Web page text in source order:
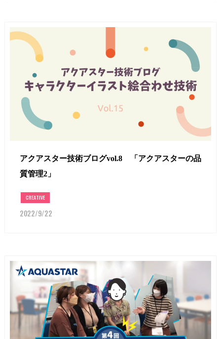
アクアスター技術ブログvol.8 「アクアスターの品
質管理2」
CREATIVE
2022/9/22